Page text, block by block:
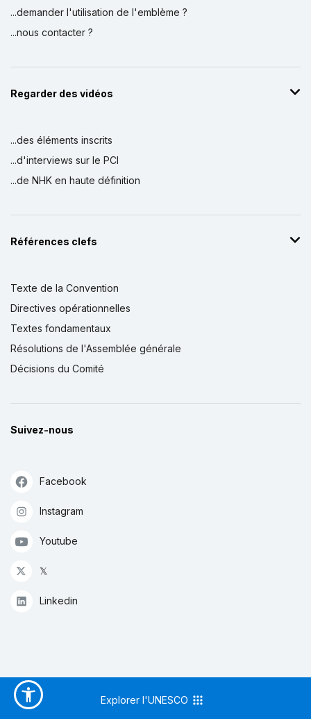
...demander l'utilisation de l'emblème ?
...nous contacter ?
Regarder des vidéos
...des éléments inscrits
...d'interviews sur le PCI
...de NHK en haute définition
Références clefs
Texte de la Convention
Directives opérationnelles
Textes fondamentaux
Résolutions de l'Assemblée générale
Décisions du Comité
Suivez-nous
Facebook
Instagram
Youtube
𝕏
Linkedin
Explorer l'UNESCO